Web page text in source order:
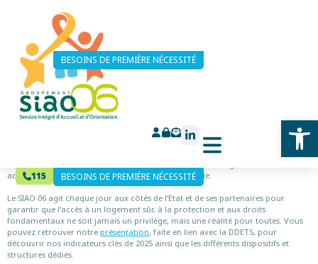
115 BESOINS DE PREMIÈRE NÉCESSITÉ
BESOINS DE PREMIÈRE NÉCESSITÉ
Personnes victimes
de violence
Chaque jour, au SIAO 06, nous sommes pleinement mobilisés pour
accompagner les personnes en situation de vulnérabilité sur le territoire des
Alpes-Maritimes. Notre engagement se traduit par des actions concrètes :
accompagnement social et soutien vers l’autonomie.
Le SIAO 06 agit chaque jour aux côtés de l’Etat et de ses partenaires pour
garantir que l’accès à un logement sûr, à la protection et aux droits
fondamentaux ne soit jamais un privilège, mais une réalité pour toutes. Vous
pouvez retrouver notre présentation, faite en lien avec la DDETS, pour
découvrir nos indicateurs clés de 2025 ainsi que les différents dispositifs et
structures dédiés.